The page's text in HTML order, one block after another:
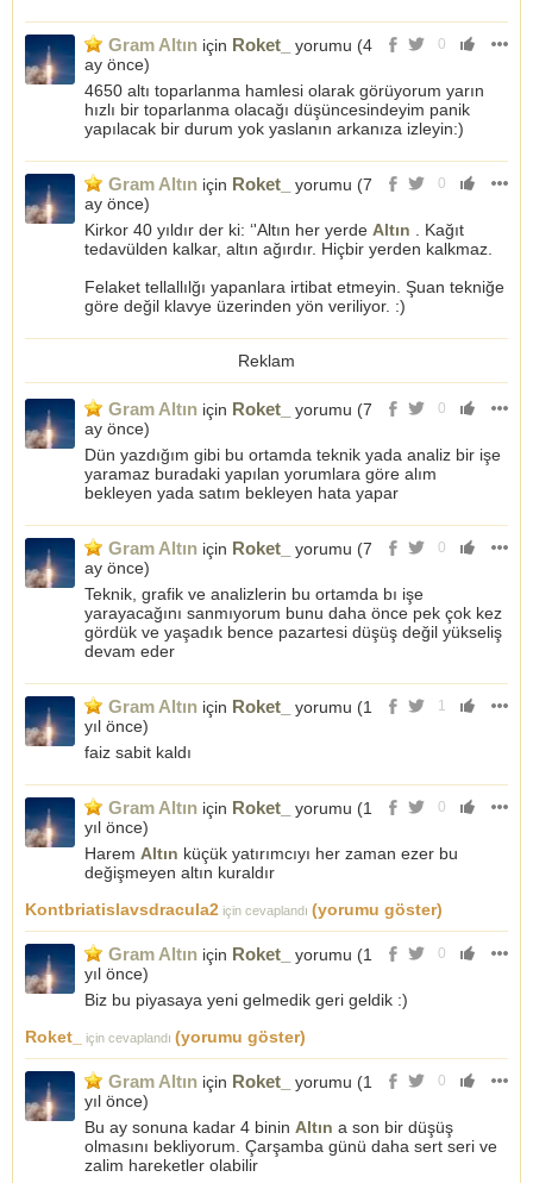
0
Gram Altın için Roket_ yorumu (4
ay önce)
4650 altı toparlanma hamlesi olarak görüyorum yarın
hızlı bir toparlanma olacağı düşüncesindeyim panik
yapılacak bir durum yok yaslanın arkanıza izleyin:)
0
Gram Altın için Roket_ yorumu (7
ay önce)
Kirkor 40 yıldır der ki: ‘'Altın her yerde Altın . Kağıt
tedavülden kalkar, altın ağırdır. Hiçbir yerden kalkmaz.
Felaket tellallılğı yapanlara irtibat etmeyin. Şuan tekniğe
göre değil klavye üzerinden yön veriliyor. :)
Reklam
0
Gram Altın için Roket_ yorumu (7
ay önce)
Dün yazdığım gibi bu ortamda teknik yada analiz bir işe
yaramaz buradaki yapılan yorumlara göre alım
bekleyen yada satım bekleyen hata yapar
0
Gram Altın için Roket_ yorumu (7
ay önce)
Teknik, grafik ve analizlerin bu ortamda bı işe
yarayacağını sanmıyorum bunu daha önce pek çok kez
gördük ve yaşadık bence pazartesi düşüş değil yükseliş
devam eder
1
Gram Altın için Roket_ yorumu (1
yıl önce)
faiz sabit kaldı
0
Gram Altın için Roket_ yorumu (1
yıl önce)
Harem Altın küçük yatırımcıyı her zaman ezer bu
değişmeyen altın kuraldır
Kontbriatislavsdracula2 için cevaplandı (yorumu göster)
0
Gram Altın için Roket_ yorumu (1
yıl önce)
Biz bu piyasaya yeni gelmedik geri geldik :)
Roket_
için cevaplandı (yorumu göster)
0
Gram Altın için Roket_ yorumu (1
yıl önce)
Bu ay sonuna kadar 4 binin Altın a son bir düşüş
olmasını bekliyorum. Çarşamba günü daha sert seri ve
zalim hareketler olabilir